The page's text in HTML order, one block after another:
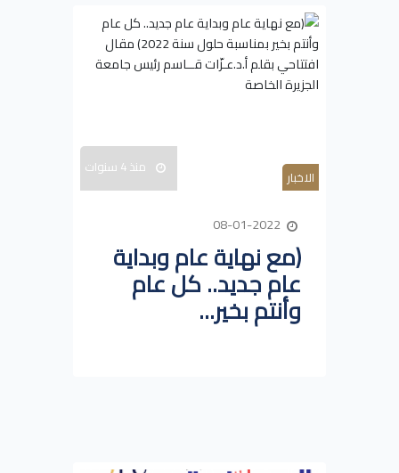
الاخبار منذ 4 سنوات
(مع نهاية عام وبداية
عام جديد.. كل عام
وأنتم بخير...